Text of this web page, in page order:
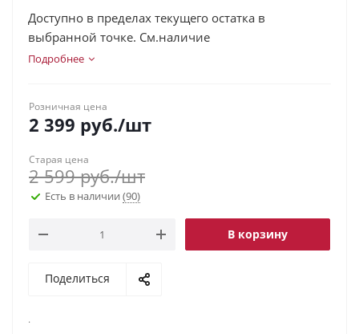
Доступно в пределах текущего остатка в
выбранной точке. См.наличие
Подробнее
Розничная цена
2 399 руб./шт
Старая цена
2 599руб./шт
Есть в наличии (90)
В корзину
Поделиться
.